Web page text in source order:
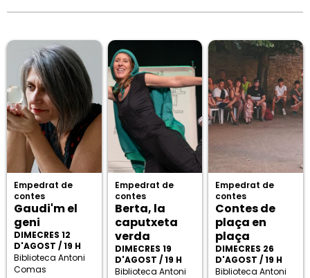
Empedrat de
contes
Gaudi'm el
geni
DIMECRES 12
D'AGOST / 19 H
Biblioteca Antoni
Comas
Empedrat de
contes
Berta, la
caputxeta
verda
DIMECRES 19
D'AGOST / 19 H
Biblioteca Antoni
Empedrat de
contes
Contes de
plaça en
plaça
DIMECRES 26
D'AGOST / 19 H
Biblioteca Antoni